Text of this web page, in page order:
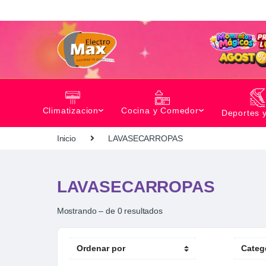
Climatizacion Cocina y Comedor Deportes
Inicio LAVASECARROPAS
LAVASECARROPAS
Mostrando – de 0 resultados